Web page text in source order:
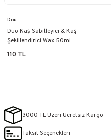
Dou
Duo Kaş Sabitleyici & Kaş
Şekillendirici Wax 50ml
110 TL
3000 TL Üzeri Ücretsiz Kargo
Taksit Seçenekleri